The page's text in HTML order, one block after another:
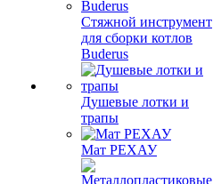
Стяжной инструмент
для сборки котлов
Buderus
Душевые лотки и
трапы
Мат РЕХАУ